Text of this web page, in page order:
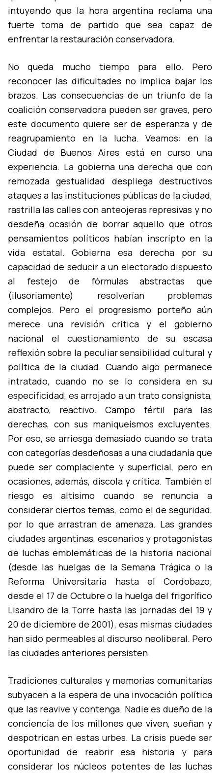
intuyendo que la hora argentina reclama una
fuerte toma de partido que sea capaz de
enfrentar la restauración conservadora.
No queda mucho tiempo para ello. Pero
reconocer las dificultades no implica bajar los
brazos. Las consecuencias de un triunfo de la
coalición conservadora pueden ser graves, pero
este documento quiere ser de esperanza y de
reagrupamiento en la lucha. Veamos: en la
Ciudad de Buenos Aires está en curso una
experiencia. La gobierna una derecha que con
remozada gestualidad despliega destructivos
ataques a las instituciones públicas de la ciudad,
rastrilla las calles con anteojeras represivas y no
desdeña ocasión de borrar aquello que otros
pensamientos polí­ticos habí­an inscripto en la
vida estatal. Gobierna esa derecha por su
capacidad de seducir a un electorado dispuesto
al festejo de fórmulas abstractas que
(ilusoriamente) resolverí­an problemas
complejos. Pero el progresismo porteño aún
merece una revisión crí­tica y el gobierno
nacional el cuestionamiento de su escasa
reflexión sobre la peculiar sensibilidad cultural y
polí­tica de la ciudad. Cuando algo permanece
intratado, cuando no se lo considera en su
especificidad, es arrojado a un trato consignista,
abstracto, reactivo. Campo fértil para las
derechas, con sus maniqueí­smos excluyentes.
Por eso, se arriesga demasiado cuando se trata
con categorí­as desdeñosas a una ciudadaní­a que
puede ser complaciente y superficial, pero en
ocasiones, además, dí­scola y crí­tica. También el
riesgo es altí­simo cuando se renuncia a
considerar ciertos temas, como el de seguridad,
por lo que arrastran de amenaza. Las grandes
ciudades argentinas, escenarios y protagonistas
de luchas emblemáticas de la historia nacional
(desde las huelgas de la Semana Trágica o la
Reforma Universitaria hasta el Cordobazo;
desde el 17 de Octubre o la huelga del frigorí­fico
Lisandro de la Torre hasta las jornadas del 19 y
20 de diciembre de 2001), esas mismas ciudades
han sido permeables al discurso neoliberal. Pero
las ciudades anteriores persisten.
Tradiciones culturales y memorias comunitarias
subyacen a la espera de una invocación polí­tica
que las reavive y contenga. Nadie es dueño de la
conciencia de los millones que viven, sueñan y
despotrican en estas urbes. La crisis puede ser
oportunidad de reabrir esa historia y para
considerar los núcleos potentes de las luchas